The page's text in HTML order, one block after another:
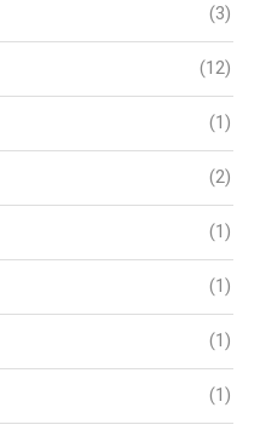
(3)
(12)
(1)
(2)
(1)
(1)
(1)
(1)